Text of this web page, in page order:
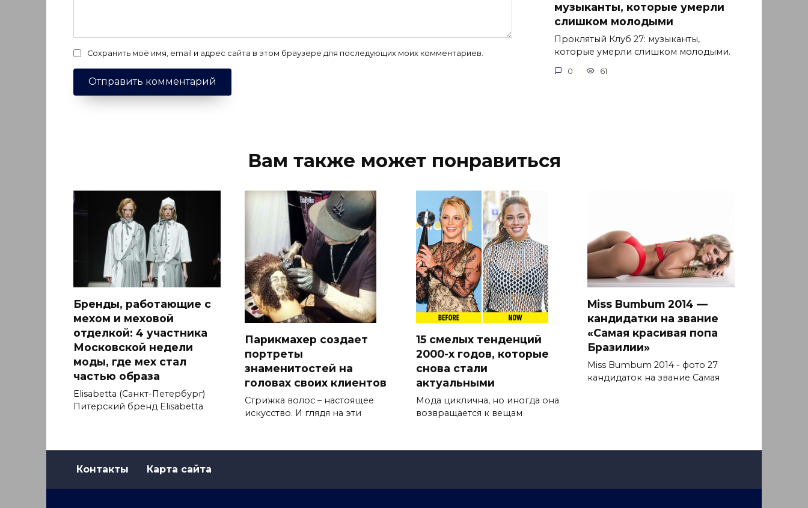
Сохранить моё имя, email и адрес сайта в этом браузере для последующих моих комментариев.
музыканты, которые умерли
слишком молодыми
Проклятый Клуб 27: музыканты,
которые умерли слишком молодыми.
0 61
Вам также может понравиться
Бренды, работающие с
мехом и меховой
отделкой: 4 участника
Московской недели
моды, где мех стал
частью образа
Elisabetta (Санкт-Петербург)
Питерский бренд Elisabetta
Парикмахер создает
портреты
знаменитостей на
головах своих клиентов
Стрижка волос – настоящее
искусство. И глядя на эти
15 смелых тенденций
2000-х годов, которые
снова стали
актуальными
Мода циклична, но иногда она
возвращается к вещам
Miss Bumbum 2014 —
кандидатки на звание
«Самая красивая попа
Бразилии»
Miss Bumbum 2014 - фото 27
кандидаток на звание Самая
Контакты Карта сайта